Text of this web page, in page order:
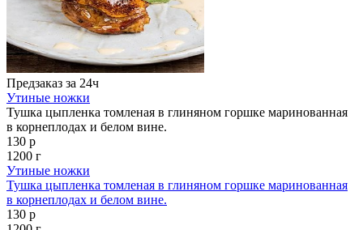
Предзаказ за 24ч
Утиные ножки
Тушка цыпленка томленая в глиняном горшке маринованная
в корнеплодах и белом вине.
130 р
1200 г
Утиные ножки
Тушка цыпленка томленая в глиняном горшке маринованная
в корнеплодах и белом вине.
130 р